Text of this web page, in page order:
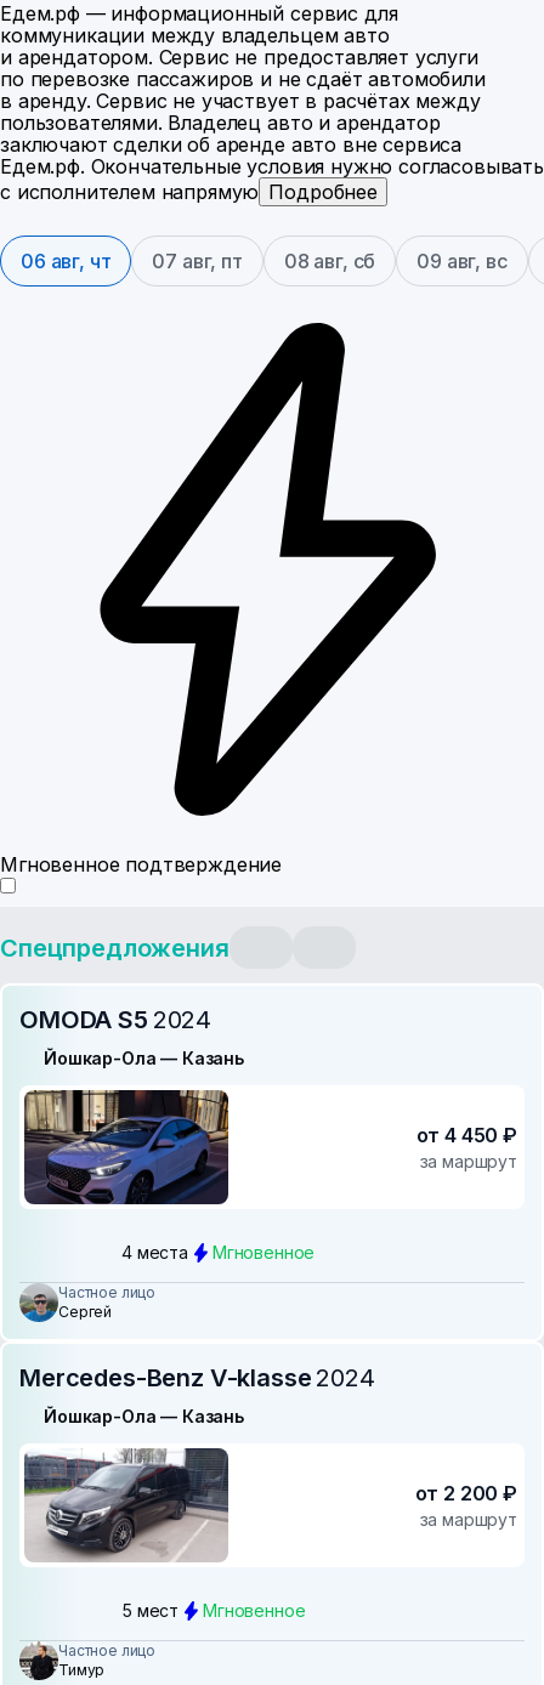
Едем.рф — информационный сервис для
коммуникации между владельцем авто
и арендатором. Сервис не предоставляет услуги
по перевозке пассажиров и не сдаёт автомобили
в аренду. Сервис не участвует в расчётах между
пользователями. Владелец авто и арендатор
заключают сделки об аренде авто вне сервиса
Едем.рф. Окончательные условия нужно согласовывать
с исполнителем напрямую Подробнее
06 авг, чт 07 авг, пт 08 авг, сб 09 авг, вс
Мгновенное подтверждение
Спецпредложения
OMODA S5 2024
Йошкар-Ола — Казань
за маршрут
от 4 450 ₽
4 места Мгновенное
Частное лицо
Сергей
Mercedes-Benz V-klasse 2024
Йошкар-Ола — Казань
за маршрут
от 2 200 ₽
5 мест Мгновенное
Частное лицо
Тимур